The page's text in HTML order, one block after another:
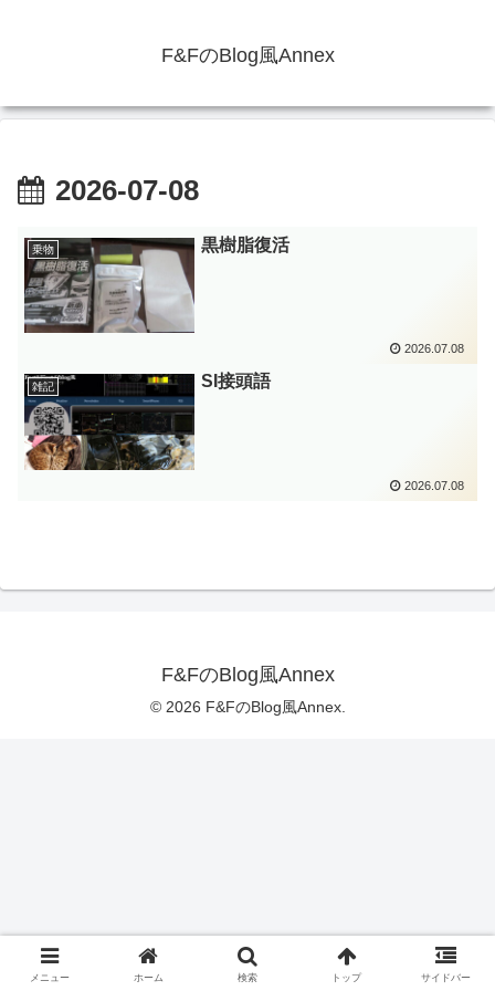
F&FのBlog風Annex
2026-07-08
乗物 黒樹脂復活
2026.07.08
雑記 SI接頭語
2026.07.08
F&FのBlog風Annex
© 2026 F&FのBlog風Annex.
メニュー ホーム 検索 トップ サイドバー